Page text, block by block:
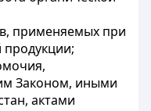
применяемых при
продукции;
Законом, иными
актами